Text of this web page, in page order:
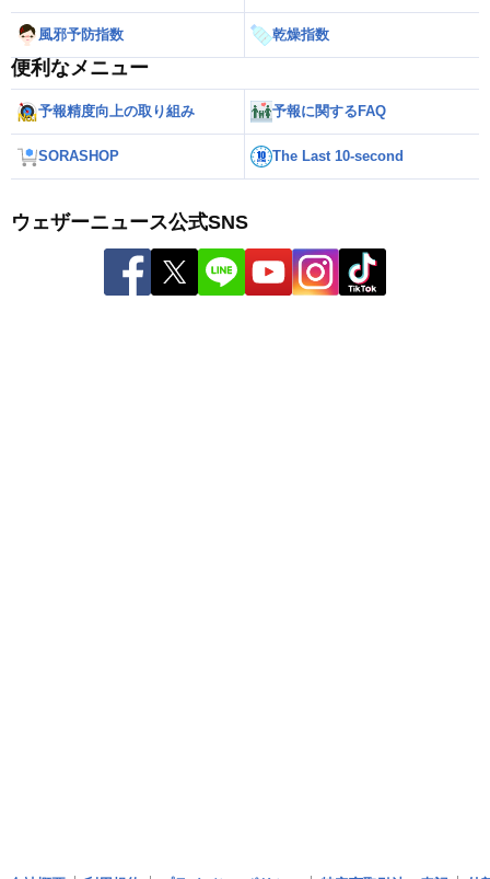
風邪予防指数 乾燥指数
便利なメニュー
予報精度向上の取り組み 予報に関するFAQ
SORASHOP The Last 10-second
ウェザーニュース公式SNS